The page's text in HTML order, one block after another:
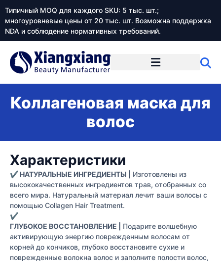
Типичный MOQ для каждого SKU: 5 тыс. шт.;
многоуровневые цены от 20 тыс. шт. Возможна поддержка
NDA и соблюдение нормативных требований.
Коллагеновая маска для
волос
Характеристики
✔ НАТУРАЛЬНЫЕ ИНГРЕДИЕНТЫ |
Изготовлены из
высококачественных ингредиентов трав, отобранных со
всего мира. Натуральный материал лечит ваши волосы с
помощью Collagen Hair Treatment.
✔
ГЛУБОКОЕ ВОССТАНОВЛЕНИЕ |
Подарите волшебную
активирующую энергию поврежденным волосам от
корней до кончиков, глубоко восстановите сухие и
поврежденные волокна волос и заполните полости волос,